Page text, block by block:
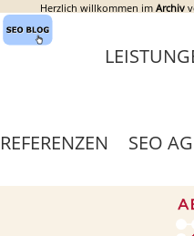
Herzlich willkommen im Archiv
REFERENZEN SEO